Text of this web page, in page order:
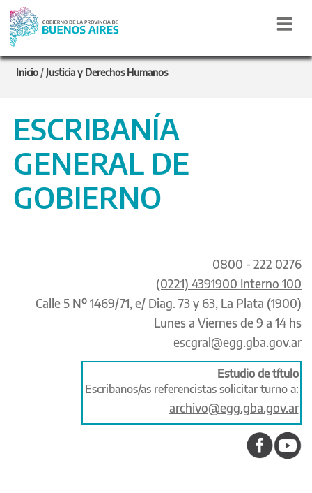
Inicio / Justicia y Derechos Humanos
ESCRIBANÍA
GENERAL DE
GOBIERNO
0800 - 222 0276
(0221) 4391900 Interno 100
Calle 5 Nº 1469/71, e/ Diag. 73 y 63, La Plata (1900)
Lunes a Viernes de 9 a 14 hs
escgral@egg.gba.gov.ar
Estudio de título
Escribanos/as referencistas solicitar turno a:
archivo@egg.gba.gov.ar